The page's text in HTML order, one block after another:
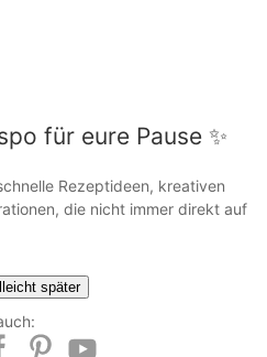
für eure Pause ✨
Rezeptideen, kreativen
die nicht immer direkt auf
später